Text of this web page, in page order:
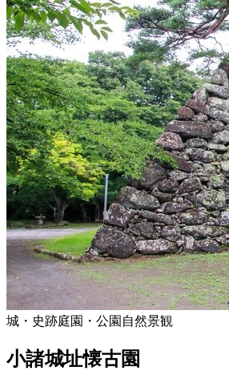
城・史跡庭園・公園 自然景観
小諸城址懐古園